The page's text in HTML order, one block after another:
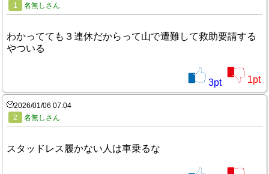
1 名無しさん
わかってても３連休だからって山で遭難して救助要請する
やついる
3pt 1pt
2026/01/06 07:04
2
名無しさん
スタッドレス履かない人は車乗るな